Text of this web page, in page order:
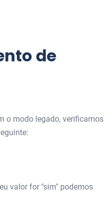
de
o modo legado, verificamos
valor for "sim" podemos